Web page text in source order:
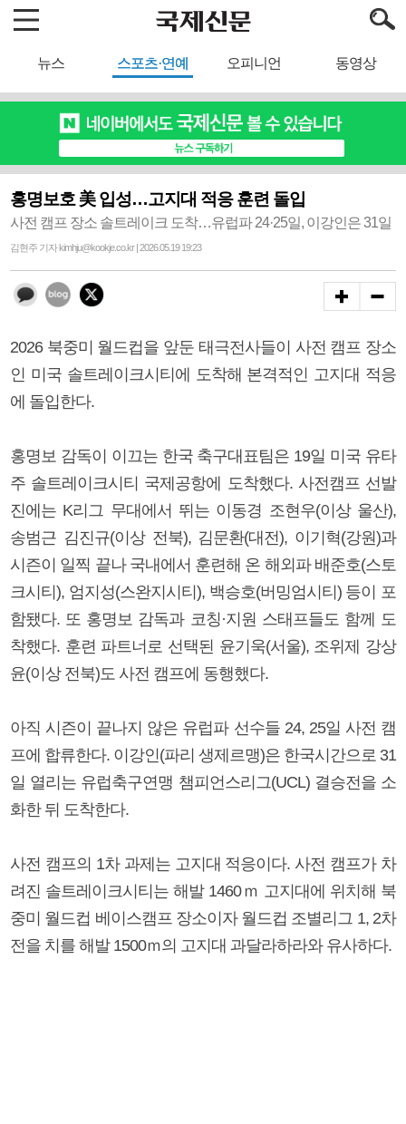
뉴스 스포츠·연예 오피니언 동영상
홍명보호 美 입성…고지대 적응 훈련 돌입
사전 캠프 장소 솔트레이크 도착…유럽파 24·25일, 이강인은 31일
김현주 기자 kimhju@kookje.co.kr | 2026.05.19 19:23
2026 북중미 월드컵을 앞둔 태극전사들이 사전 캠프 장소
인 미국 솔트레이크시티에 도착해 본격적인 고지대 적응
에 돌입한다.
홍명보 감독이 이끄는 한국 축구대표팀은 19일 미국 유타
주 솔트레이크시티 국제공항에 도착했다. 사전캠프 선발
진에는 K리그 무대에서 뛰는 이동경 조현우(이상 울산),
송범근 김진규(이상 전북), 김문환(대전), 이기혁(강원)과
시즌이 일찍 끝나 국내에서 훈련해 온 해외파 배준호(스토
크시티), 엄지성(스완지시티), 백승호(버밍엄시티) 등이 포
함됐다. 또 홍명보 감독과 코칭·지원 스태프들도 함께 도
착했다. 훈련 파트너로 선택된 윤기욱(서울), 조위제 강상
윤(이상 전북)도 사전 캠프에 동행했다.
아직 시즌이 끝나지 않은 유럽파 선수들 24, 25일 사전 캠
프에 합류한다. 이강인(파리 생제르맹)은 한국시간으로 31
일 열리는 유럽축구연맹 챔피언스리그(UCL) 결승전을 소
화한 뒤 도착한다.
사전 캠프의 1차 과제는 고지대 적응이다. 사전 캠프가 차
려진 솔트레이크시티는 해발 1460ｍ 고지대에 위치해 북
중미 월드컵 베이스캠프 장소이자 월드컵 조별리그 1, 2차
전을 치를 해발 1500ｍ의 고지대 과달라하라와 유사하다.